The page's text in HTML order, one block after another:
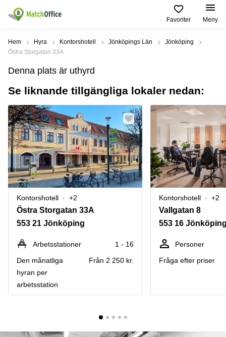
Favoriter Meny
Hyra / hyra ut
Kategorier
Kontor
Kontorshotell
Coworking
space
Lagerlokaler
Industrilokaler
Butikslokaler
Verkstad
kontor
Populära
Städer
Stockholm
Göteborg
Malmö
Uppsala
Norrköping
Östermalm
Skåne
Vasastan
Populära
sökningar
Kontorshotell
Stockholm
Hyra lokal
Stockholm
Kontorshotell
Göteborg
Coworking
Stockholm
Kontorshotell
Malmö
Coworking
Malmö
Kontorshotell
Huddinge
Hjälp
Om oss
Bli hyresvärd
Pris
Logga in
Hem Hyra Kontorshotell Jönköpings Län
Jönköping
Östra Storgatan 33A
Denna plats är uthyrd
Se liknande tillgängliga lokaler nedan:
Kontorshotell +2
Östra Storgatan 33A
553 21 Jönköping
Arbetsstationer
1 - 16
Den månatliga
hyran per
arbetsstation
Från 2 250 kr.
Kontorshotell +2
Vallgatan 8
553 16
Personer
Fråga efter priser